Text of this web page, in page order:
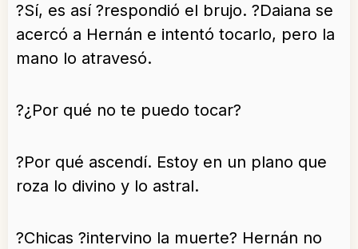
?Sí, es así ?respondió el brujo. ?Daiana se
acercó a Hernán e intentó tocarlo, pero la
mano lo atravesó.
?¿Por qué no te puedo tocar?
?Por qué ascendí. Estoy en un plano que
roza lo divino y lo astral.
?Chicas ?intervino la muerte? Hernán no